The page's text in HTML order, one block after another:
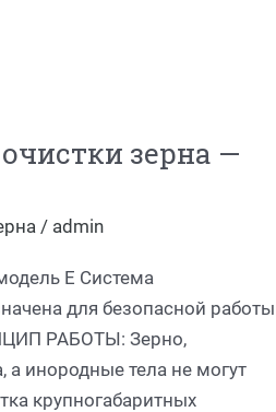
зерна —
/ admin
E Система
для безопасной работы
РАБОТЫ: Зерно,
а инородные тела не могут
крупногабаритных